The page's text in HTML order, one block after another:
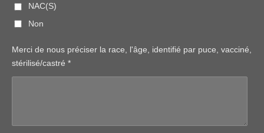
NAC(S)
Non
Merci de nous préciser la race, l'âge, identifié par puce, vacciné,
stérilisé/castré *